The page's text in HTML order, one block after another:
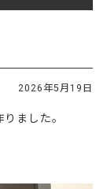
2026年5月19日
ました。